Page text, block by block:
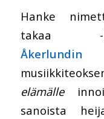
Hanke
takaa -
Åkerlundin
elämälle
sanoista